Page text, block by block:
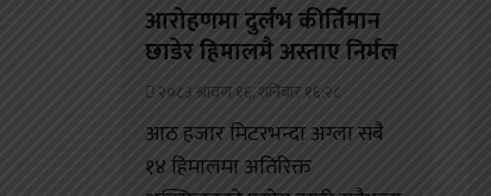
आरोहणमा दुर्लभ कीर्तिमान
छाडेर हिमालमै अस्ताए निर्मल
२०८३ श्रावण १६, शनिबार १६:२८
आठ हजार मिटरभन्दा अग्ला सबै
१४ हिमालमा अतिरिक्त